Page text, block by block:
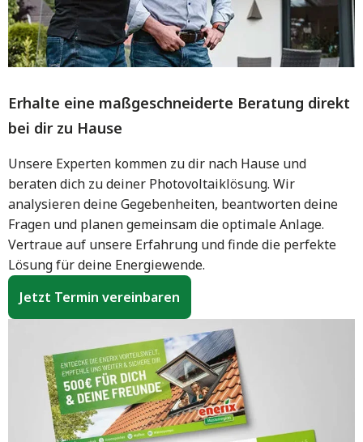
Erhalte eine maßgeschneiderte Beratung direkt
bei dir zu Hause
Unsere Experten kommen zu dir nach Hause und
beraten dich zu deiner Photovoltaiklösung. Wir
analysieren deine Gegebenheiten, beantworten deine
Fragen und planen gemeinsam die optimale Anlage.
Vertraue auf unsere Erfahrung und finde die perfekte
Lösung für deine Energiewende.
Jetzt Termin vereinbaren